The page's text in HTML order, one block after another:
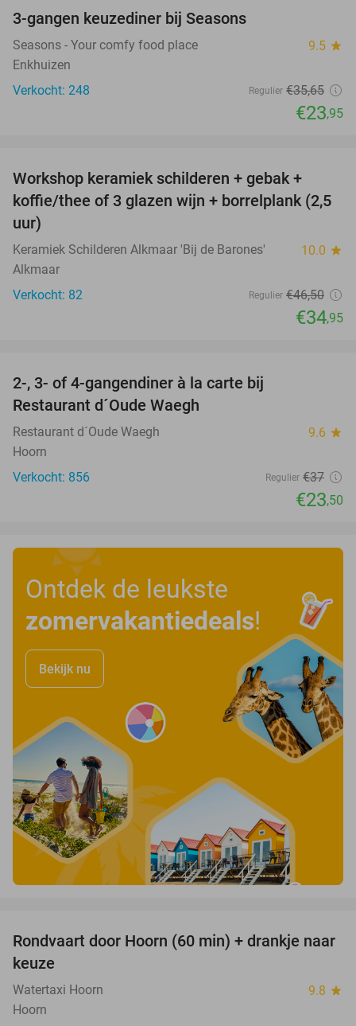
3-gangen keuzediner bij Seasons
Seasons - Your comfy food place 9.5 star
Enkhuizen
Verkocht: 248
Regulier €35,65
€23,95
Workshop keramiek schilderen + gebak +
koffie/thee of 3 glazen wijn + borrelplank (2,5
uur)
Keramiek Schilderen Alkmaar 'Bij de Barones' 10.0 star
Alkmaar
Verkocht: 82
Regulier €46,50
€34,95
2-, 3- of 4-gangendiner à la carte bij
Restaurant d´Oude Waegh
Restaurant d´Oude Waegh 9.6 star
Hoorn
Verkocht: 856
Regulier €37
€23,50
Ontdek de leukste
zomervakantiedeals!
Bekijk nu
38%
Rondvaart door Hoorn (60 min) + drankje naar
keuze
Watertaxi Hoorn 9.8 star
Hoorn